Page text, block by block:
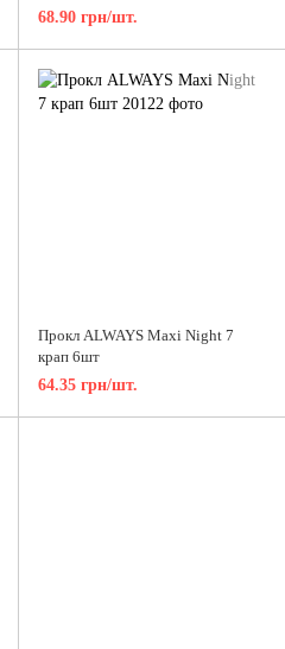
68.90 грн/шт.
Прокл ALWAYS Maxi Night 7
крап 6шт
64.35 грн/шт.